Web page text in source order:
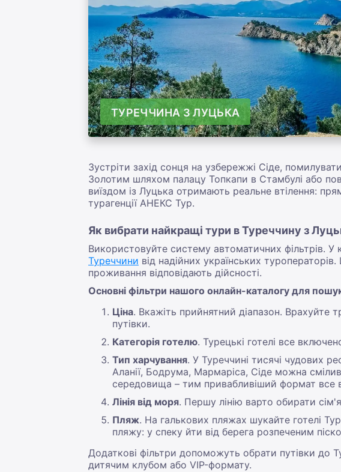
ТУРЕЧЧИНА З ЛУЦЬКА
Зустріти захід сонця на узбережжі Сіде,
Золотим шляхом палацу Топкапи в Стамбулі або
виїздом із Луцька отримають реальне втілення:
турагенції АНЕКС Тур.
Як вибрати найкращі тури в Туреччину з
Використовуйте систему автоматичних фільтрів. У
Туреччини від надійних українських
проживання відповідають дійсності.
Основні фільтри нашого онлайн-каталогу для
Ціна. Вкажіть прийнятний діапазон. Врахуйте
путівки.
Категорія готелю. Турецькі готелі все
Тип харчування. У Туреччині тисячі чудових
Аланії, Бодрума, Мармаріса, Сіде можна
середовища – тим привабливіший формат все
Лінія від моря. Першу лінію варто обирати
Пляж. На галькових пляжах шукайте готелі
пляжу: у спеку йти від берега розпеченим
Додаткові фільтри допоможуть обрати путівки до
дитячим клубом або VIP-формату.